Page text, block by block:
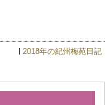
2018年の紀州梅苑日記